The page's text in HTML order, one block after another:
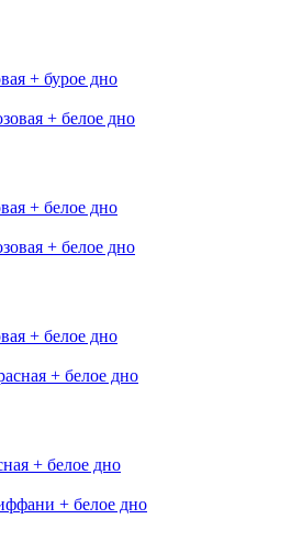
+ бурое дно
+ белое дно
+ белое дно
+ белое дно